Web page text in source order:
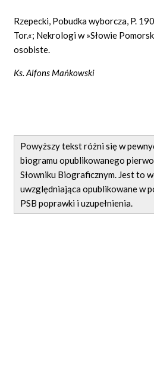
Rzepecki, Pobudka wyborcza, P.
Tor.«; Nekrologi w »Słowie
osobiste.
Ks. Alfons Mańkowski
Powyższy tekst różni się w
biogramu opublikowanego
Słowniku Biograficznym. Jest to
uwzględniająca opublikowane w
PSB poprawki i uzupełnienia.